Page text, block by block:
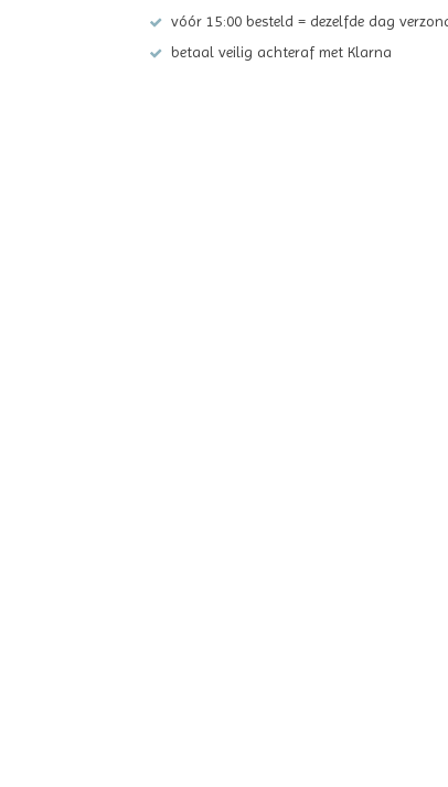
vóór 15:00 besteld = dezelfde dag
betaal veilig achteraf met Klarna